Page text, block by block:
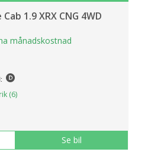
1.9 XRX CNG 4WD
månadskostnad
(6)
Se bil